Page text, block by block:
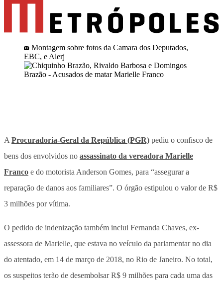
Montagem sobre fotos da Camara dos Deputados,
EBC, e Alerj
A Procuradoria-Geral da República (PGR) pediu o confisco de
bens dos envolvidos no assassinato da vereadora Marielle
Franco e do motorista Anderson Gomes, para “assegurar a
reparação de danos aos familiares”. O órgão estipulou o valor de R$
3 milhões por vítima.
O pedido de indenização também inclui Fernanda Chaves, ex-
assessora de Marielle, que estava no veículo da parlamentar no dia
do atentado, em 14 de março de 2018, no Rio de Janeiro. No total,
os suspeitos terão de desembolsar R$ 9 milhões para cada uma das